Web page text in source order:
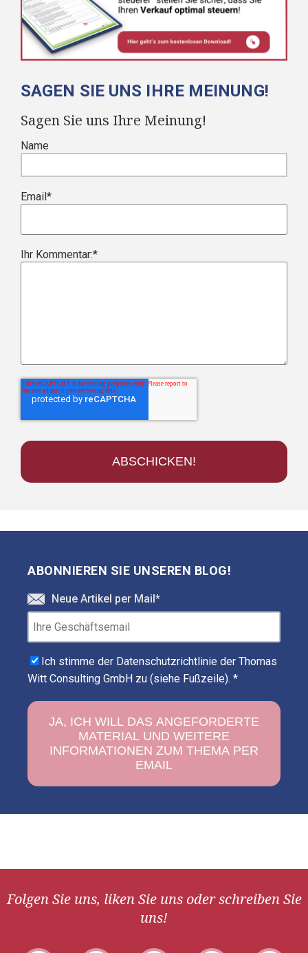
SAGEN SIE UNS IHRE MEINUNG!
Sagen Sie uns Ihre Meinung!
Name
Email *
Ihr Kommentar:*
ABONNIEREN SIE UNSEREN BLOG!
Neue Artikel per Mail *
Ich stimme der Datenschutzrichtlinie der Thomas
Witt Consulting GmbH zu (siehe Fußzeile). *
Folgen Sie uns, liken Sie uns oder schreiben Sie
uns!